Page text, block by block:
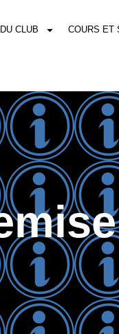
CLUB COURS ET